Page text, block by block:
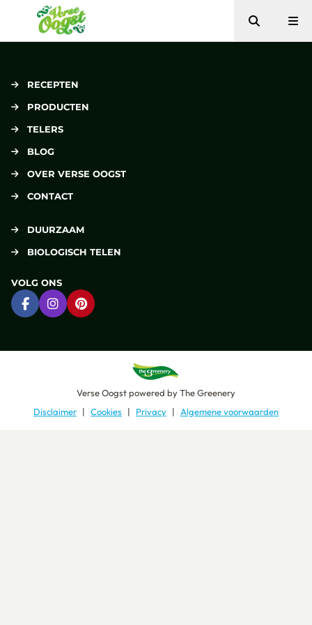
Verse Oogst
Zoeken
RECEPTEN
PRODUCTEN
TELERS
BLOG
OVER VERSE OOGST
CONTACT
DUURZAAM
BIOLOGISCH TELEN
VOLG ONS
Ga naar Facebook
Ga naar Instagram
Ga naar Pinterest
Verse Oogstpowered byThe Greenery
Disclaimer
Cookies Privacy Algemene voorwaarden